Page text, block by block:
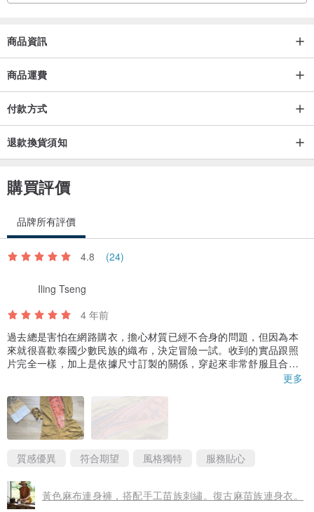
商品資訊
商品運費
付款方式
退款換貨須知
購買評價
品牌所有評價
4.8 (24)
Iling Tseng
4 年前
過去總是害怕在網路購衣，擔心材質已經不合身的問題，但因為本
來就很喜歡泰國少數民族的織布，決定冒險一試。收到的實品跟照
片完全一樣，加上是依據尺寸訂製的關係，穿起來非常舒服且合
身。品牌理念也很棒，用紙袋及布袋包裝，可以完整保護商品也完
推出其他喜愛的商品，絕對會想再回購。
Thank you for this lovely jumpsuit and zero plastic packaging D
aniel❤️.
更多
質感優異 符合期望 風格獨特 服務貼心
黃色麻布連身褲，搭配手工苗族刺繡。復古麻苗族連身衣。